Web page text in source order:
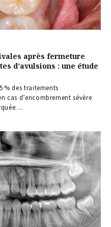
après fermeture
d’avulsions : une étude
% des traitements
cas d’encombrement sévère